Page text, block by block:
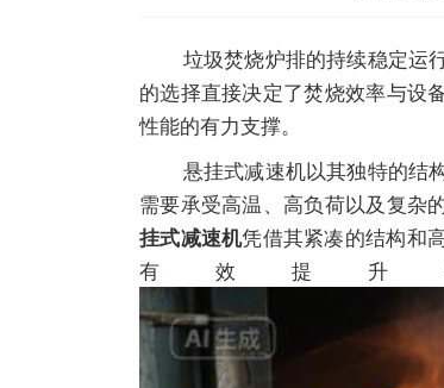
垃圾焚烧炉排的持续稳定运行
的选择直接决定了焚烧效率与设
性能的有力支撑。
悬挂式减速机以其独特的结
需要承受高温、高负荷以及复杂
挂式减速机凭借其紧凑的结构和
有效提升